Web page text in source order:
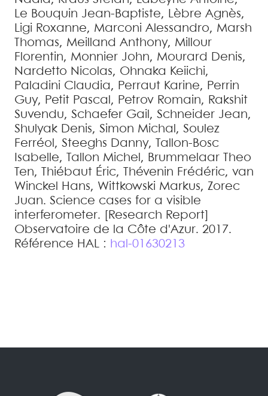
Le Bouquin Jean-Baptiste, Lèbre Agnès,
Ligi Roxanne, Marconi Alessandro, Marsh
Thomas, Meilland Anthony, Millour
Florentin, Monnier John, Mourard Denis,
Nardetto Nicolas, Ohnaka Keiichi,
Paladini Claudia, Perraut Karine, Perrin
Guy, Petit Pascal , Petrov Romain, Rakshit
Suvendu, Schaefer Gail , Schneider Jean,
Shulyak Denis, Simon Michal , Soulez
Ferréol , Steeghs Danny,
Tallon-Bosc
Isabelle, Tallon Michel , Brummelaar
Theo
Ten, Thiébaut Éric, Thévenin Frédéric, van
Winckel
Hans, Wittkowski Markus, Zorec
Juan. Science cases for a visible
interferometer.
[Research Report]
Observatoire de la Côte d'Azur. 2017.
Référence HAL : hal-01630213